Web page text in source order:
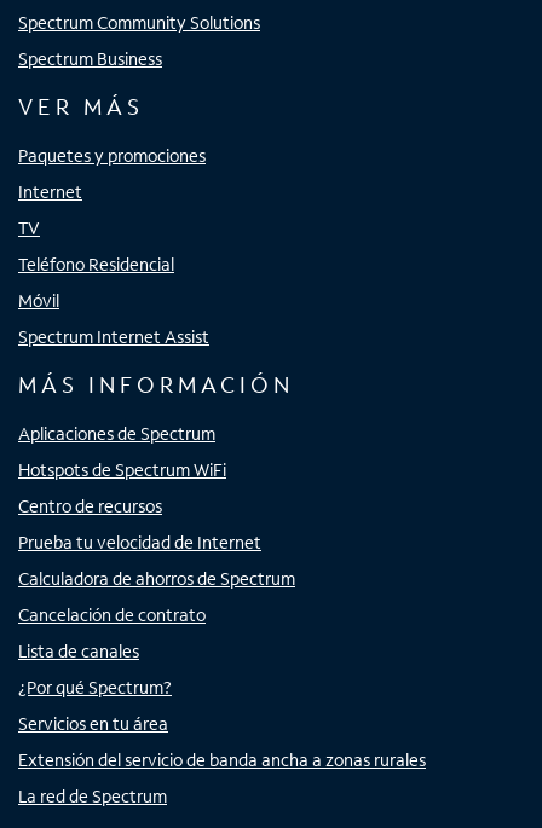
Spectrum Community Solutions
Spectrum Business
VER MÁS
Paquetes y promociones
Internet
TV
Teléfono Residencial
Móvil
Spectrum Internet Assist
MÁS INFORMACIÓN
Aplicaciones de Spectrum
Hotspots de Spectrum WiFi
Centro de recursos
Prueba tu velocidad de Internet
Calculadora de ahorros de Spectrum
Cancelación de contrato
Lista de canales
¿Por qué Spectrum?
Servicios en tu área
Extensión del servicio de banda ancha a zonas rurales
La red de Spectrum